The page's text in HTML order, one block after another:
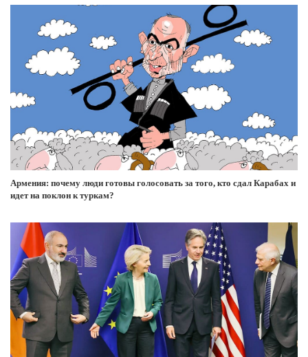
Армения: почему люди готовы голосовать за того, кто сдал Карабах и
идет на поклон к туркам?